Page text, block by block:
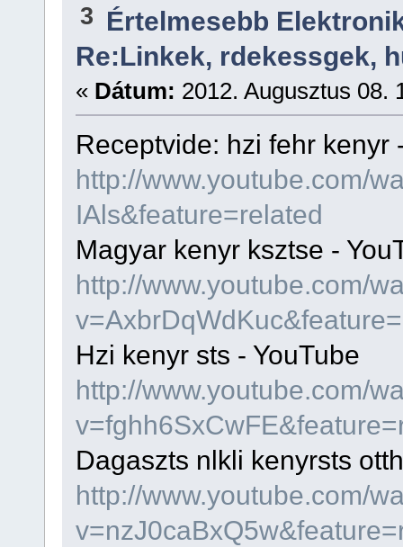
3 Értelmesebb
Re:Linkek, rdekessgek,
« Dátum: 2012. Augusztus 08.
Receptvide: hzi fehr kenyr
http://www.youtube.com/
IAls&feature=related
Magyar kenyr ksztse -
http://www.youtube.com/
Hzi kenyr sts - YouTube
http://www.youtube.com/
Dagaszts nlkli kenyrsts
http://www.youtube.com/